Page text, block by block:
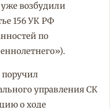
возбудили
156 УК РФ
по
управления СК
о ходе